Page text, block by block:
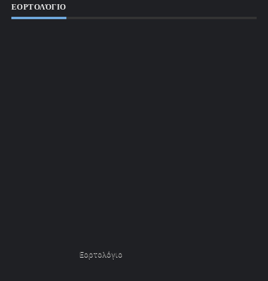
ΕΟΡΤΟΛΌΓΙΟ
Εορτολόγιο